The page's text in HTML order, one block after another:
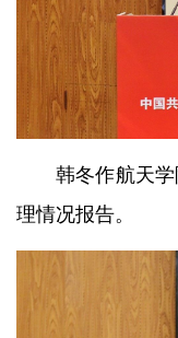
韩冬作航天
理情况报告。